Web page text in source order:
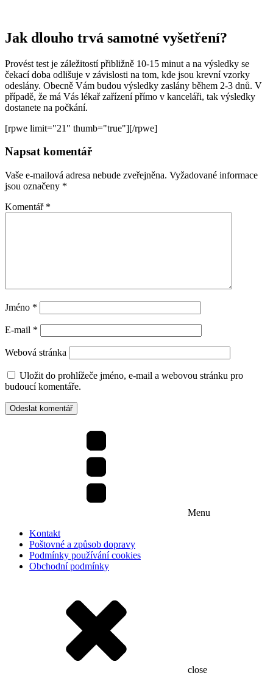
Jak dlouho trvá samotné vyšetření?
Provést test je záležitostí přibližně 10-15 minut a na výsledky se
čekací doba odlišuje v závislosti na tom, kde jsou krevní vzorky
odeslány. Obecně Vám budou výsledky zaslány během 2-3 dnů. V
případě, že má Vás lékař zařízení přímo v kanceláři, tak výsledky
dostanete na počkání.
[rpwe limit="21" thumb="true"][/rpwe]
Napsat komentář
Vaše e-mailová adresa nebude zveřejněna. Vyžadované informace
jsou označeny *
Komentář *
Jméno *
E-mail *
Webová stránka
Uložit do prohlížeče jméno, e-mail a webovou stránku pro
budoucí komentáře.
Menu
Kontakt
Poštovné a způsob dopravy
Podmínky používání cookies
Obchodní podmínky
close